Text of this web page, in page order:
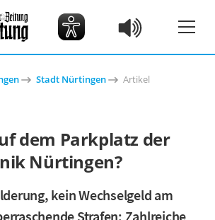
Stadt Nürtingen Artikel
dem Parkplatz der
Nürtingen?
kein Wechselgeld am
Strafen: Zahlreiche